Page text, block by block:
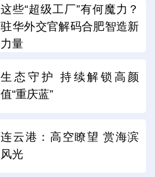
这些“超级工厂”有何魔力？
驻华外交官解码合肥智造新
力量
生态守护 持续解锁高颜
值“重庆蓝”
连云港：高空瞭望 赏海滨
风光